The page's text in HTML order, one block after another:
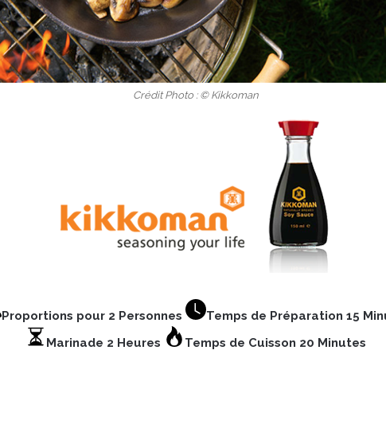
Crédit Photo : © Kikkoman
Proportions pour 2 Personnes
Temps de Préparation 15
Marinade 2 Heures
Temps de Cuisson 20 Minutes